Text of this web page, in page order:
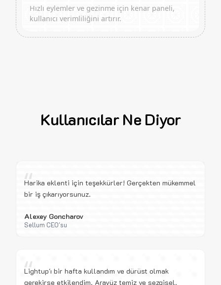
Hızlı eylemler ve gezinme için kenar paneli,
kullanıcı verimliliğini artırır.
Kullanıcılar Ne Diyor
“
Harika eklenti için teşekkürler! Gerçekten mükemmel
bir iş çıkarıyorsunuz.
Alexey Goncharov
Sellum CEO'su
“
Lightup'ı bir hafta kullandım ve dürüst olmak
gerekirse etkilendim. Arayüz temiz ve sezgisel.